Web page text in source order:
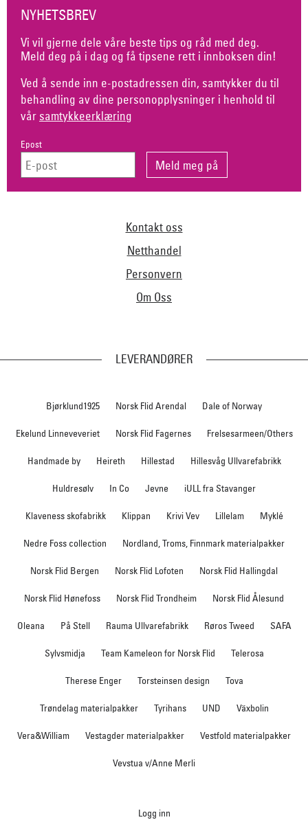
NYHETSBREV
Vi vil gjerne dele våre beste tips og råd med deg.
Meld deg på i dag og få tipsene rett i innboksen din!
Ved å sende inn e-postadressen din, samtykker du til
behandling av dine personopplysninger i henhold til
vår samtykkeerklæring
Epost
Kontakt oss
Netthandel
Personvern
Om Oss
LEVERANDØRER
Bjørklund1925 Norsk Flid Arendal Dale of Norway
Ekelund Linneveveriet Norsk Flid Fagernes Frelsesarmeen/Others
Handmade by Heireth Hillestad Hillesvåg Ullvarefabrikk
Huldresølv In Co Jevne iULL fra Stavanger
Klaveness skofabrikk Klippan Krivi Vev Lillelam Myklé
Nedre Foss collection Nordland, Troms, Finnmark materialpakker
Norsk Flid Bergen Norsk Flid Lofoten Norsk Flid Hallingdal
Norsk Flid Hønefoss Norsk Flid Trondheim Norsk Flid Ålesund
Oleana På Stell Rauma Ullvarefabrikk Røros Tweed SAFA
Sylvsmidja Team Kameleon for Norsk Flid Telerosa
Therese Enger Torsteinsen design Tova
Trøndelag materialpakker Tyrihans UND Växbolin
Vera&William Vestagder materialpakker Vestfold materialpakker
Vevstua v/Anne Merli
Logg inn